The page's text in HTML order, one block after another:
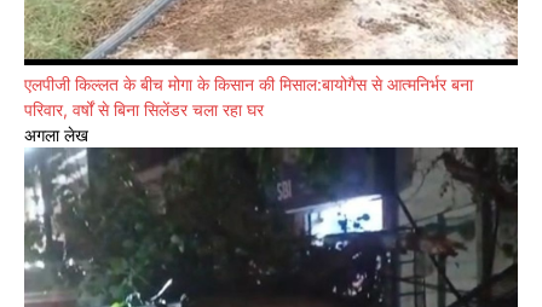
एलपीजी किल्लत के बीच मोगा के किसान की मिसाल:बायोगैस से आत्मनिर्भर बना
परिवार, वर्षों से बिना सिलेंडर चला रहा घर
अगला लेख